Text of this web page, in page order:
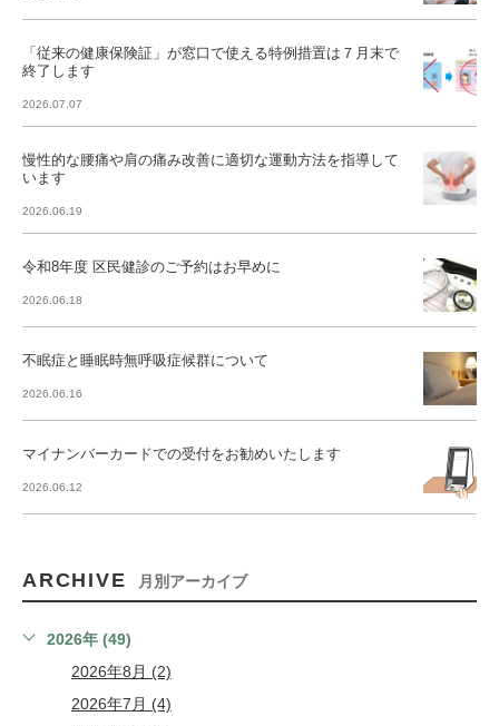
「従来の健康保険証」が窓口で使える特例措置は７月末で
終了します
2026.07.07
慢性的な腰痛や肩の痛み改善に適切な運動方法を指導して
います
2026.06.19
令和8年度 区民健診のご予約はお早めに
2026.06.18
不眠症と睡眠時無呼吸症候群について
2026.06.16
マイナンバーカードでの受付をお勧めいたします
2026.06.12
ARCHIVE 月別アーカイブ
2026年 (49)
2026年8月 (2)
2026年7月 (4)